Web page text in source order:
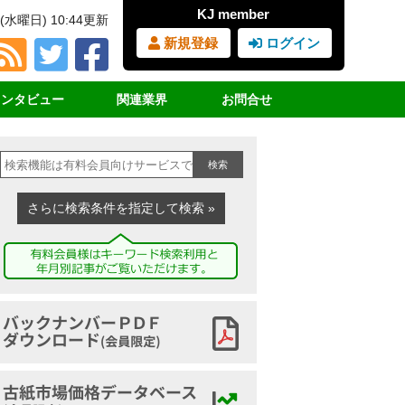
KJ member
新規登録
ログイン
曜日) 10:44更新
タビュー
イクル女子
団体挨拶
講演録
関連業界
ＰＥＴボトル
廃プラスチック
鉄スクラップ
家電リサイクル
古布
お問合せ
購読の申込み
広告の申込み
ヤードマップの申込み
古紙ジャーナルとは
検索
さらに検索条件を指定して検索 »